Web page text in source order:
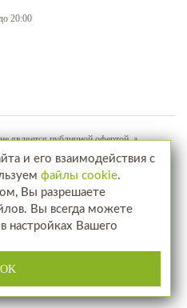
20:00
является публичной офертой, а
материалов
и его взаимодействия с
файлы cookie.
Вы разрешаете
Вы всегда можете
настройках Вашего
OK